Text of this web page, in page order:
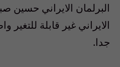
البرلمان الايراني حسين
الايراني غير قابلة للتغير
جدا.